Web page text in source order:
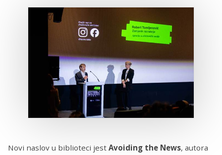
Novi naslov u biblioteci jest Avoiding the News, autora